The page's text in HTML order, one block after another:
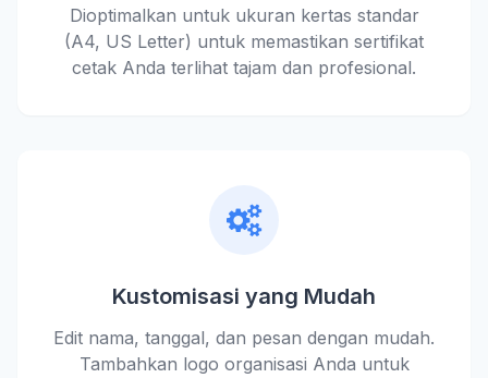
Dioptimalkan untuk ukuran kertas standar
(A4, US Letter) untuk memastikan sertifikat
cetak Anda terlihat tajam dan profesional.
Kustomisasi yang Mudah
Edit nama, tanggal, dan pesan dengan mudah.
Tambahkan logo organisasi Anda untuk